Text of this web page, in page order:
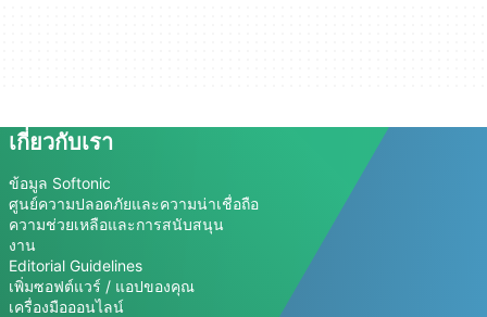
เกี่ยวกับเรา
ข้อมูล Softonic
ศูนย์ความปลอดภัยและความน่าเชื่อถือ
ความช่วยเหลือและการสนับสนุน
งาน
Editorial Guidelines
เพิ่มซอฟต์แวร์ / แอปของคุณ
เครื่องมือออนไลน์